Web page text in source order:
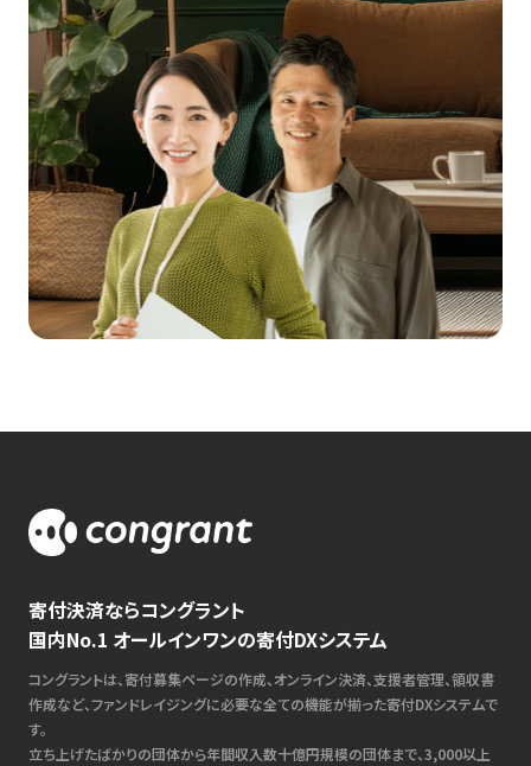
寄付決済ならコングラント
国内No.1 オールインワンの寄付DXシステム
コングラントは、寄付募集ページの作成、オンライン決済、支援者管理、領収書
作成など、ファンドレイジングに必要な全ての機能が揃った寄付DXシステムで
す。
立ち上げたばかりの団体から年間収入数十億円規模の団体まで、3,000以上